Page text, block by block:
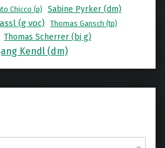
Chicco (p) Sabine Pyrker (dm)
(g voc)
Thomas Gansch (tp)
Thomas Scherrer (bj g)
Kendl (dm)